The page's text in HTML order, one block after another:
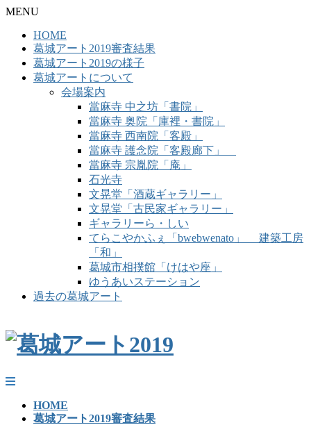
MENU
HOME
葛城アート2019審査結果
葛城アート2019の様子
葛城アートについて
会場案内
當麻寺 中之坊「書院」
當麻寺 奥院「庫裡・書院」
當麻寺 西南院「客殿」
當麻寺 護念院「客殿廊下」
當麻寺 宗胤院「庵」
石光寺
文晃堂「酒蔵ギャラリー」
文晃堂「古民家ギャラリー」
ギャラリーら・しい
てらこやかふぇ「bwebwenato」 建築工房
「和」
葛城市相撲館「けはや座」
ゆうあいステーション
過去の葛城アート
HOME
葛城アート2019審査結果